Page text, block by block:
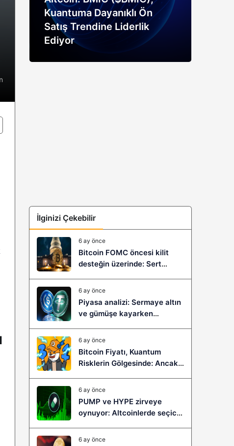
Kuantuma Dayanıklı Ön
Satış Trendine Liderlik
Ediyor
İlginizi Çekebilir
6 ay önce
Bitcoin FOMC öncesi kilit
desteğin üzerinde: Sert
geliyor?
6 ay önce
Piyasa analizi: Sermaye altın
ve gümüşe kayarken
6 ay önce
Bitcoin Fiyatı, Kuantum
Risklerin Gölgesinde: Ancak
Sıçramaya Yaşayabilir!
6 ay önce
PUMP ve HYPE zirveye
oynuyor: Altcoinlerde seçici
6 ay önce